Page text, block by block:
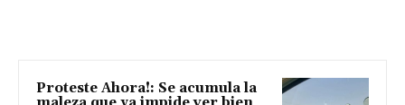
Proteste Ahora!: Se acumula la